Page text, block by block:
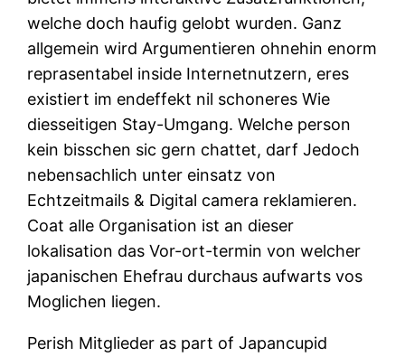
welche doch haufig gelobt wurden. Ganz
allgemein wird Argumentieren ohnehin enorm
reprasentabel inside Internetnutzern, eres
existiert im endeffekt nil schoneres Wie
diesseitigen Stay-Umgang. Welche person
kein bisschen sic gern chattet, darf Jedoch
nebensachlich unter einsatz von
Echtzeitmails & Digital camera reklamieren.
Coat alle Organisation ist an dieser
lokalisation das Vor-ort-termin von welcher
japanischen Ehefrau durchaus aufwarts vos
Moglichen liegen.
Perish Mitglieder as part of Japancupid